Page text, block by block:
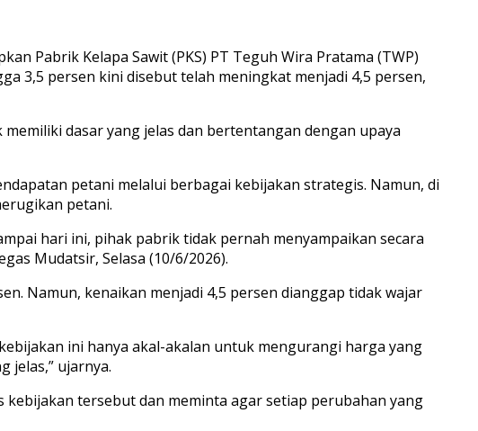
Pabrik Kelapa Sawit (PKS) PT Teguh Wira Pratama (TWP)
3,5 persen kini disebut telah meningkat menjadi 4,5 persen,
dasar yang jelas dan bertentangan dengan upaya
petani melalui berbagai kebijakan strategis. Namun, di
petani.
hari ini, pihak pabrik tidak pernah menyampaikan secara
Mudatsir, Selasa (10/6/2026).
Namun, kenaikan menjadi 4,5 persen dianggap tidak wajar
ini hanya akal-akalan untuk mengurangi harga yang
jelas,” ujarnya.
tersebut dan meminta agar setiap perubahan yang